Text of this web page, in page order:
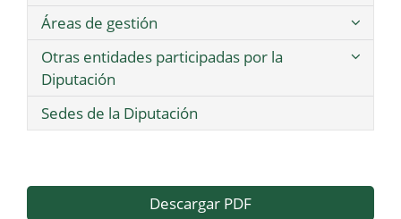
Áreas de gestión
Otras entidades participadas por la
Diputación
Sedes de la Diputación
Descargar PDF